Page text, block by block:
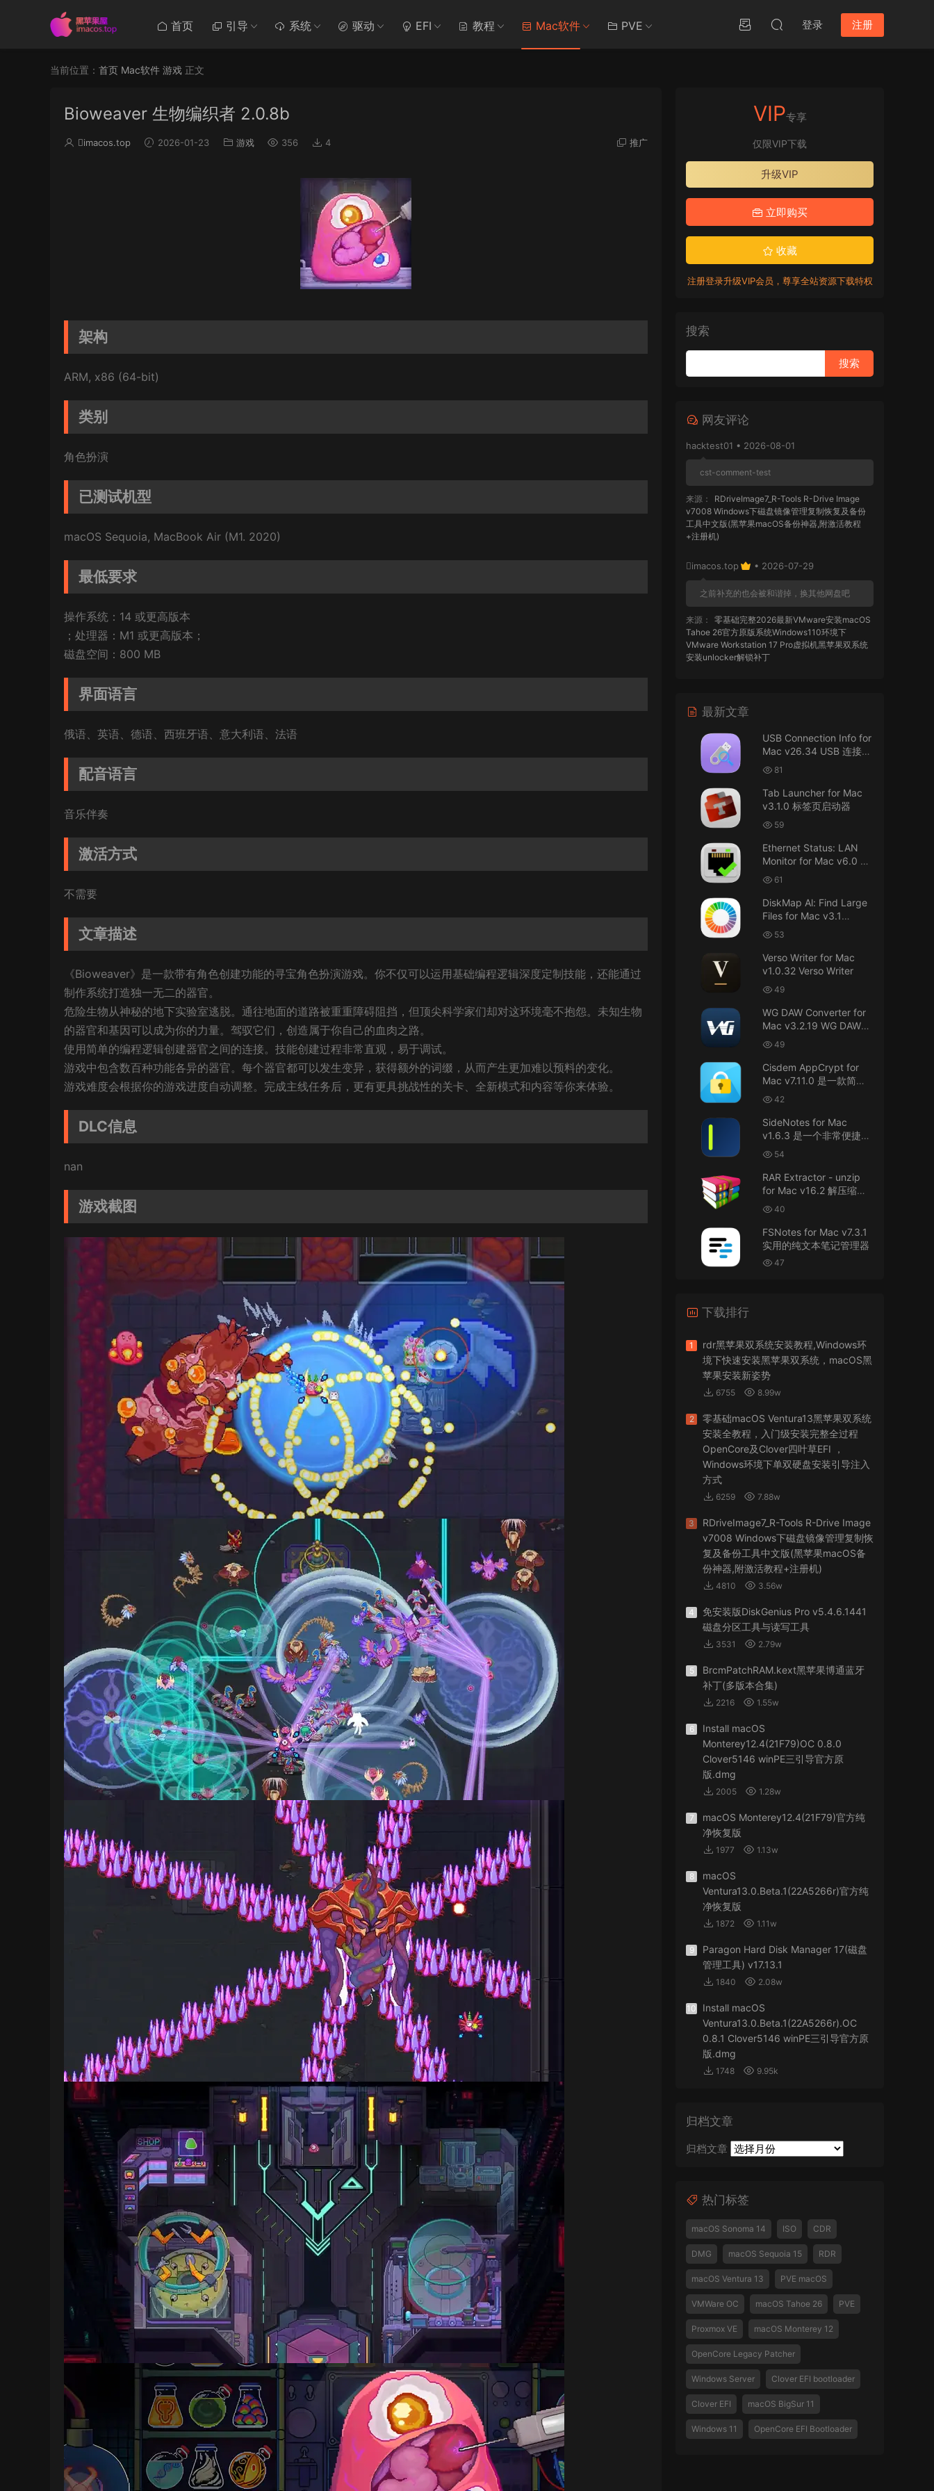
首页 引导 系统 驱动 EFI 教程 Mac软件 PVE 登录 注册
当前位置： 首页 Mac软件 游戏 正文
Bioweaver 生物编织者 2.0.8b
imacos.top 2026-01-23 游戏 356 4 推广
架构
ARM, x86 (64-bit)
类别
角色扮演
已测试机型
macOS Sequoia, MacBook Air (M1. 2020)
最低要求
操作系统：14 或更高版本
；处理器：M1 或更高版本；
磁盘空间：800 MB
界面语言
俄语、英语、德语、西班牙语、意大利语、法语
配音语言
音乐伴奏
激活方式
不需要
文章描述
《Bioweaver》是一款带有角色创建功能的寻宝角色扮演游戏。你不仅可以运用基础编程逻辑深度定制技能，还能通过
制作系统打造独一无二的器官。
危险生物从神秘的地下实验室逃脱。通往地面的道路被重重障碍阻挡，但顶尖科学家们却对这环境毫不抱怨。未知生物
的器官和基因可以成为你的力量。驾驭它们，创造属于你自己的血肉之路。
使用简单的编程逻辑创建器官之间的连接。技能创建过程非常直观，易于调试。
游戏中包含数百种功能各异的器官。每个器官都可以发生变异，获得额外的词缀，从而产生更加难以预料的变化。
游戏难度会根据你的游戏进度自动调整。完成主线任务后，更有更具挑战性的关卡、全新模式和内容等你来体验。
DLC信息
nan
游戏截图
VIP专享
仅限VIP下载
升级VIP
立即购买
收藏
注册登录升级VIP会员，尊享全站资源下载特权
搜索
网友评论
hacktest01 • 2026-08-01
cst-comment-test
来源：
RDriveImage7_R-Tools R-Drive Image
v7008 Windows下磁盘镜像管理复制恢复及备份
工具中文版(黑苹果macOS备份神器,附激活教程
+注册机)
imacos.top • 2026-07-29
之前补充的也会被和谐掉，换其他网盘吧
来源：
零基础完整2026最新VMware安装macOS
Tahoe 26官方原版系统Windows110环境下
VMware Workstation 17 Pro虚拟机黑苹果双系统
安装unlocker解锁补丁
AIO = All In One，一站式整合完整版
来源：
DaVinci Resolve Studio 21 for Mac
v21.0.3 AIO 达芬奇世界顶级调色软件
Mac长存
接！直接从苹果公司下载。
u8562248263583923 • 2026-07-29
黑苹果已死
来源： macOS Golden Gate 27 完整安装包链
接！直接从苹果公司下载。
u6525353742092371 • 2026-07-26
来源： DaVinci Resolve Studio 21 for Mac
v21.0.3 AIO 达芬奇世界顶级调色软件
janm999 • 2026-07-23
谢谢分享~
来源： AppleIGC.kext v1.8 黑苹果2.5G有线网卡
u9121732520675862 • 2026-07-22
可以重新发送夸克的资源吗，夸克的已经失
效了
Tahoe 26官方原版系统Windows110环境下
VMware Workstation 17 Pro虚拟机黑苹果双系统
安装unlocker解锁补丁
怎么安装？
来源： PDFify for Mac v5.0 专业的PDF处理软件
imacos.top • 2026-07-19
来源： Adobe Photoshop 2026 for Mac v27.8.0
专业的图片处理软件
最新文章
USB Connection Info for
Mac v26.34 USB 连接信
息 81
Tab Launcher for Mac
v3.1.0 标签页启动器
59
Ethernet Status: LAN
Monitor for Mac v6.0 以
太网状态：LAN 监控
61
DiskMap Al: Find Large
Files for Mac v3.1
DiskMap AL：查找大文
件
53
Verso Writer for Mac
v1.0.32 Verso Writer
49
WG DAW Converter for
Mac v3.2.19 WG DAW转
换器
49
Cisdem AppCrypt for
Mac v7.11.0 是一款简单
好用的Mac应用加密软件
42
SideNotes for Mac
v1.6.3 是一个非常便捷的
笔记软件
54
RAR Extractor - unzip
for Mac v16.2 解压缩工
具 40
FSNotes for Mac v7.3.1
实用的纯文本笔记管理器
47
下载排行
1
rdr黑苹果双系统安装教程,Windows环
境下快速安装黑苹果双系统，macOS黑
苹果安装新姿势
6755 8.99w
2
零基础macOS Ventura13黑苹果双系统
安装全教程，入门级安装完整全过程
OpenCore及Clover四叶草EFI ，
Windows环境下单双硬盘安装引导注入
方式
6259 7.88w
3
RDriveImage7_R-Tools R-Drive Image
v7008 Windows下磁盘镜像管理复制恢
复及备份工具中文版(黑苹果macOS备
份神器,附激活教程+注册机)
4810 3.56w
4
免安装版DiskGenius Pro v5.4.6.1441
磁盘分区工具与读写工具
3531 2.79w
5
BrcmPatchRAM.kext黑苹果博通蓝牙
补丁(多版本合集)
2216 1.55w
6
Install macOS
Monterey12.4(21F79)OC 0.8.0
Clover5146 winPE三引导官方原
版.dmg
2005 1.28w
7
macOS Monterey12.4(21F79)官方纯
净恢复版
1977 1.13w
8
macOS
Ventura13.0.Beta.1(22A5266r)官方纯
净恢复版
1872 1.11w
9
Paragon Hard Disk Manager 17(磁盘
管理工具) v17.13.1
1840 2.08w
10
Install macOS
Ventura13.0.Beta.1(22A5266r).OC
0.8.1 Clover5146 winPE三引导官方原
版.dmg
1748 9.95k
归档文章
归档文章
热门标签
macOS Sonoma 14 ISO CDR
DMG macOS Sequoia 15 RDR
macOS Ventura 13 PVE macOS
VMWare OC macOS Tahoe 26 PVE
Proxmox VE macOS Monterey 12
OpenCore Legacy Patcher
Windows Server Clover EFI bootloader
Clover EFI macOS BigSur 11
Windows 11 OpenCore EFI Bootloader